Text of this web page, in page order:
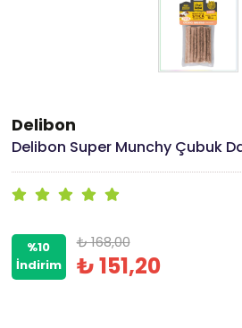
Delibon
Delibon Super Munchy Çubuk
%10
İndirim
₺ 168,00
₺ 151,20